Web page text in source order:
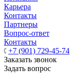
Карьера
Контакты
Партнеры
Вопрос-ответ
Контакты
+7 (901) 729-45-74
Заказать звонок
Задать вопрос